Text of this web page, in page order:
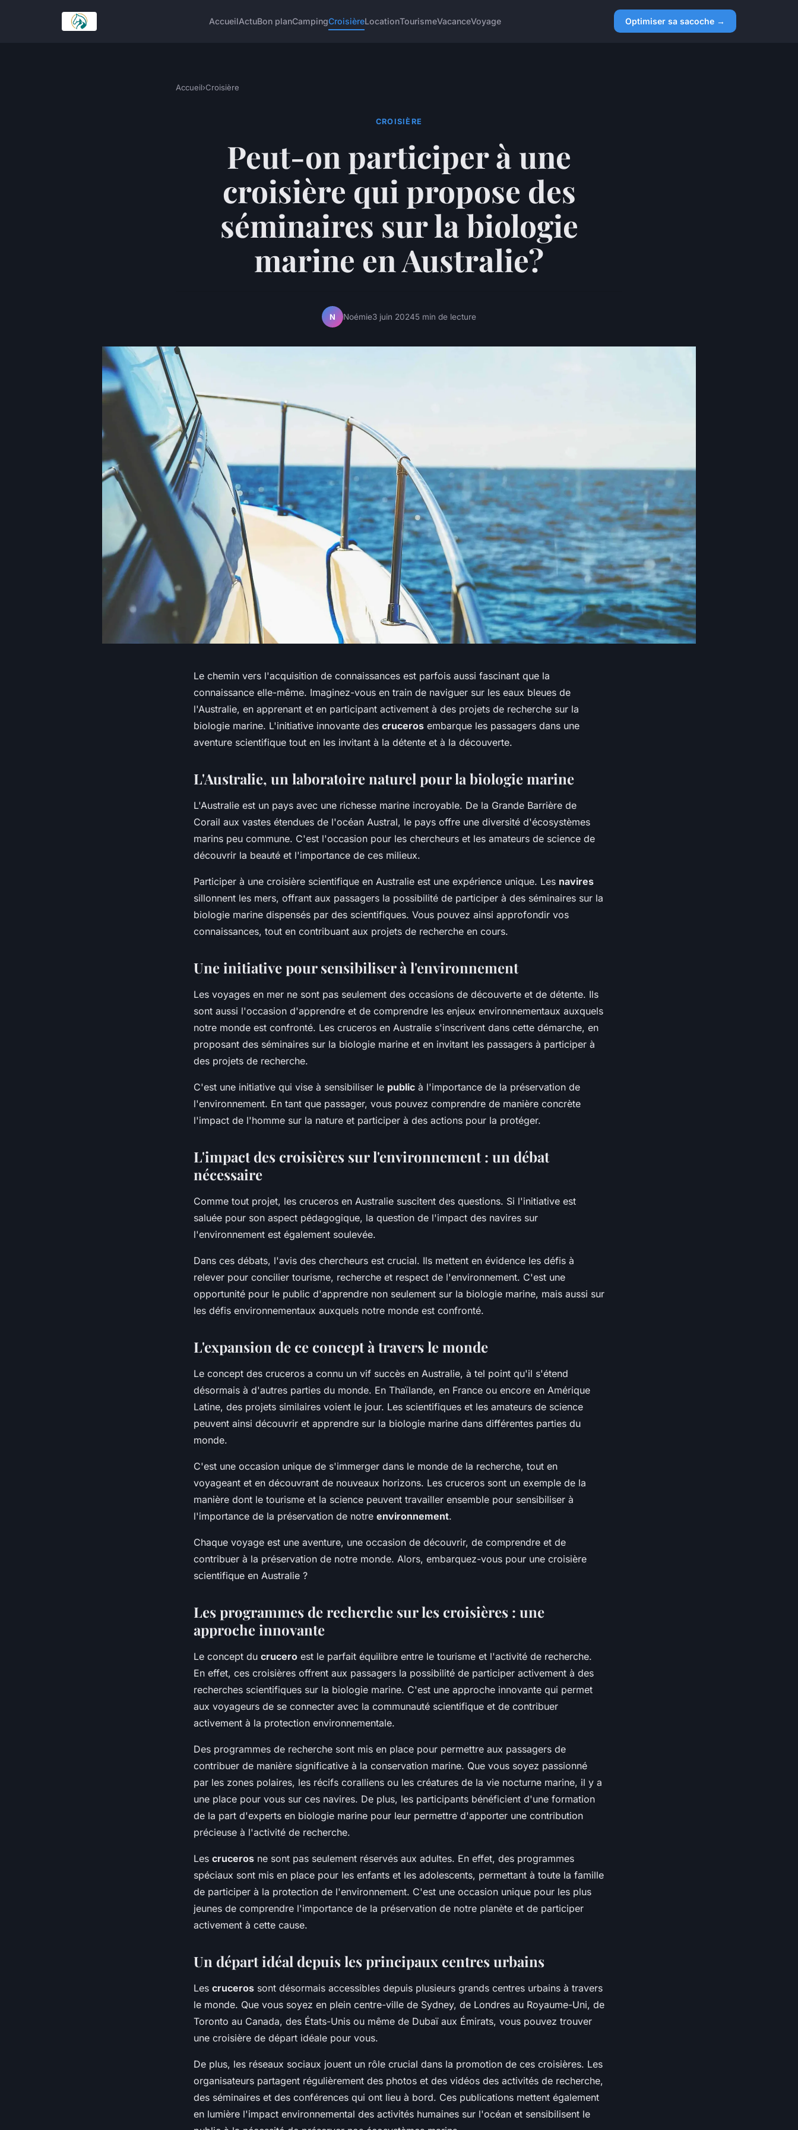
AccueilActuBon planCampingCroisièreLocationTourismeVacanceVoyage Optimiser sa sacoche →
Accueil›Croisière
CROISIÈRE
Peut-on participer à une
croisière qui propose des
séminaires sur la biologie
marine en Australie?
N Noémie3 juin 20245 min de lecture
Le chemin vers l'acquisition de connaissances est parfois aussi fascinant que la
connaissance elle-même. Imaginez-vous en train de naviguer sur les eaux bleues de
l'Australie, en apprenant et en participant activement à des projets de recherche sur la
biologie marine. L'initiative innovante des cruceros embarque les passagers dans une
aventure scientifique tout en les invitant à la détente et à la découverte.
L'Australie, un laboratoire naturel pour la biologie marine
L'Australie est un pays avec une richesse marine incroyable. De la Grande Barrière de
Corail aux vastes étendues de l'océan Austral, le pays offre une diversité d'écosystèmes
marins peu commune. C'est l'occasion pour les chercheurs et les amateurs de science de
découvrir la beauté et l'importance de ces milieux.
Participer à une croisière scientifique en Australie est une expérience unique. Les navires
sillonnent les mers, offrant aux passagers la possibilité de participer à des séminaires sur la
biologie marine dispensés par des scientifiques. Vous pouvez ainsi approfondir vos
connaissances, tout en contribuant aux projets de recherche en cours.
Une initiative pour sensibiliser à l'environnement
Les voyages en mer ne sont pas seulement des occasions de découverte et de détente. Ils
sont aussi l'occasion d'apprendre et de comprendre les enjeux environnementaux auxquels
notre monde est confronté. Les cruceros en Australie s'inscrivent dans cette démarche, en
proposant des séminaires sur la biologie marine et en invitant les passagers à participer à
des projets de recherche.
C'est une initiative qui vise à sensibiliser le public à l'importance de la préservation de
l'environnement. En tant que passager, vous pouvez comprendre de manière concrète
l'impact de l'homme sur la nature et participer à des actions pour la protéger.
L'impact des croisières sur l'environnement : un débat
nécessaire
Comme tout projet, les cruceros en Australie suscitent des questions. Si l'initiative est
saluée pour son aspect pédagogique, la question de l'impact des navires sur
l'environnement est également soulevée.
Dans ces débats, l'avis des chercheurs est crucial. Ils mettent en évidence les défis à
relever pour concilier tourisme, recherche et respect de l'environnement. C'est une
opportunité pour le public d'apprendre non seulement sur la biologie marine, mais aussi sur
les défis environnementaux auxquels notre monde est confronté.
L'expansion de ce concept à travers le monde
Le concept des cruceros a connu un vif succès en Australie, à tel point qu'il s'étend
désormais à d'autres parties du monde. En Thaïlande, en France ou encore en Amérique
Latine, des projets similaires voient le jour. Les scientifiques et les amateurs de science
peuvent ainsi découvrir et apprendre sur la biologie marine dans différentes parties du
monde.
C'est une occasion unique de s'immerger dans le monde de la recherche, tout en
voyageant et en découvrant de nouveaux horizons. Les cruceros sont un exemple de la
manière dont le tourisme et la science peuvent travailler ensemble pour sensibiliser à
l'importance de la préservation de notre environnement.
Chaque voyage est une aventure, une occasion de découvrir, de comprendre et de
contribuer à la préservation de notre monde. Alors, embarquez-vous pour une croisière
scientifique en Australie ?
Les programmes de recherche sur les croisières : une
approche innovante
Le concept du crucero est le parfait équilibre entre le tourisme et l'activité de recherche.
En effet, ces croisières offrent aux passagers la possibilité de participer activement à des
recherches scientifiques sur la biologie marine. C'est une approche innovante qui permet
aux voyageurs de se connecter avec la communauté scientifique et de contribuer
activement à la protection environnementale.
Des programmes de recherche sont mis en place pour permettre aux passagers de
contribuer de manière significative à la conservation marine. Que vous soyez passionné
par les zones polaires, les récifs coralliens ou les créatures de la vie nocturne marine, il y a
une place pour vous sur ces navires. De plus, les participants bénéficient d'une formation
de la part d'experts en biologie marine pour leur permettre d'apporter une contribution
précieuse à l'activité de recherche.
Les cruceros ne sont pas seulement réservés aux adultes. En effet, des programmes
spéciaux sont mis en place pour les enfants et les adolescents, permettant à toute la famille
de participer à la protection de l'environnement. C'est une occasion unique pour les plus
jeunes de comprendre l'importance de la préservation de notre planète et de participer
activement à cette cause.
Un départ idéal depuis les principaux centres urbains
Les cruceros sont désormais accessibles depuis plusieurs grands centres urbains à travers
le monde. Que vous soyez en plein centre-ville de Sydney, de Londres au Royaume-Uni, de
Toronto au Canada, des États-Unis ou même de Dubaï aux Émirats, vous pouvez trouver
une croisière de départ idéale pour vous.
De plus, les réseaux sociaux jouent un rôle crucial dans la promotion de ces croisières. Les
organisateurs partagent régulièrement des photos et des vidéos des activités de recherche,
des séminaires et des conférences qui ont lieu à bord. Ces publications mettent également
en lumière l'impact environnemental des activités humaines sur l'océan et sensibilisent le